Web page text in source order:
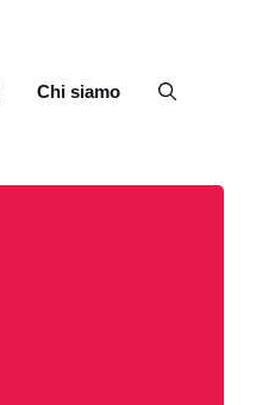
Chi siamo